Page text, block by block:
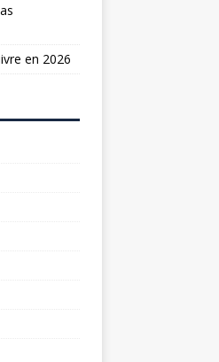
en 2026